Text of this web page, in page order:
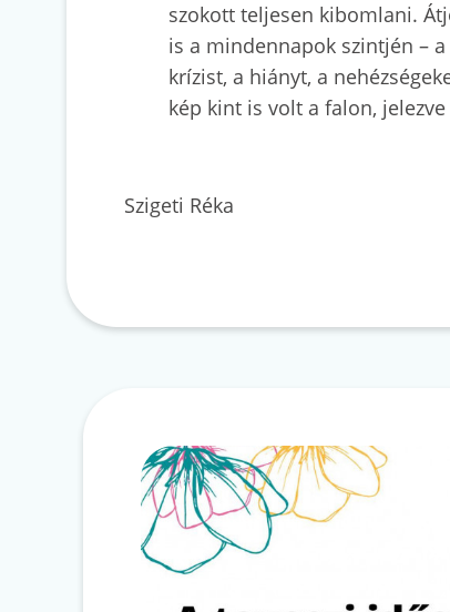
szokott teljesen kibomlani.
is a mindennapok szintjén –
krízist, a hiányt, a
kép kint is volt a falon,
Szigeti Réka